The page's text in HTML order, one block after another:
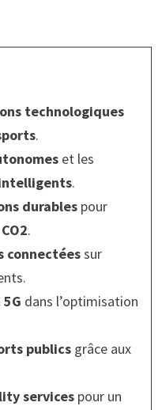
technologiques
.
et les
.
durablespour
.
connectéessur
5G dans l’optimisation
publicsgrâce aux
servicespour un